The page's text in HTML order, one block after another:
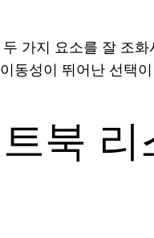
가지 요소를 잘 조
동성이 뛰어난 선택
북 리